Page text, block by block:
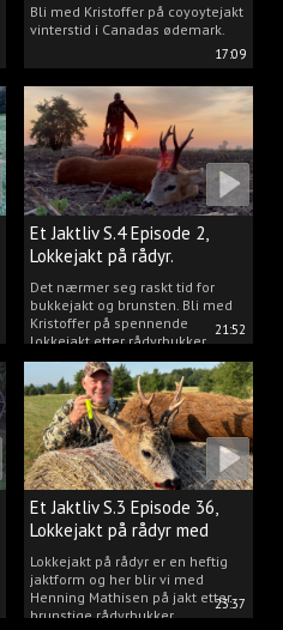
17:09
Bli med Kristoffer på coyoytejakt
vinterstid i Canadas ødemark.
21:52
Et Jaktliv S.4 Episode 2,
Lokkejakt på rådyr.
Det nærmer seg raskt tid for
bukkejakt og brunsten. Bli med
Kristoffer på spennende
lokkejakt etter rådyrbukker.
23:37
Et Jaktliv S.3 Episode 36,
Lokkejakt på rådyr med
Henning Mathisen
Lokkejakt på rådyr er en heftig
jaktform og her blir vi med
Henning Mathisen på jakt etter
brunstige rådyrbukker.